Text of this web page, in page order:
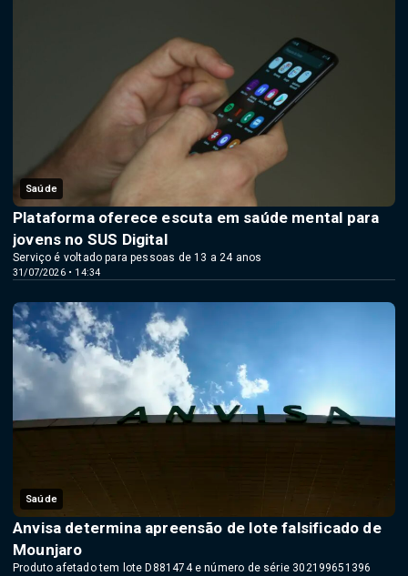
Saúde
31/07/2026 • 14:34
Plataforma oferece escuta em saúde mental para
jovens no SUS Digital
Serviço é voltado para pessoas de 13 a 24 anos
Saúde
Anvisa determina apreensão de lote falsificado de
Mounjaro
Produto afetado tem lote D881474 e número de série 302199651396